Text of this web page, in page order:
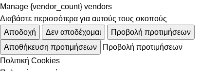
Manage {vendor_count} vendors
Διαβάστε περισσότερα για αυτούς τους σκοπούς
Αποδοχή
Δεν αποδέχομαι
Προβολή προτιμήσεων
Αποθήκευση προτιμήσεων
Προβολή προτιμήσεων
Πολιτική Cookies